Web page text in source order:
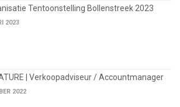
Tentoonstelling Bollenstreek 2023
2023
| Verkoopadviseur / Accountmanager
2022